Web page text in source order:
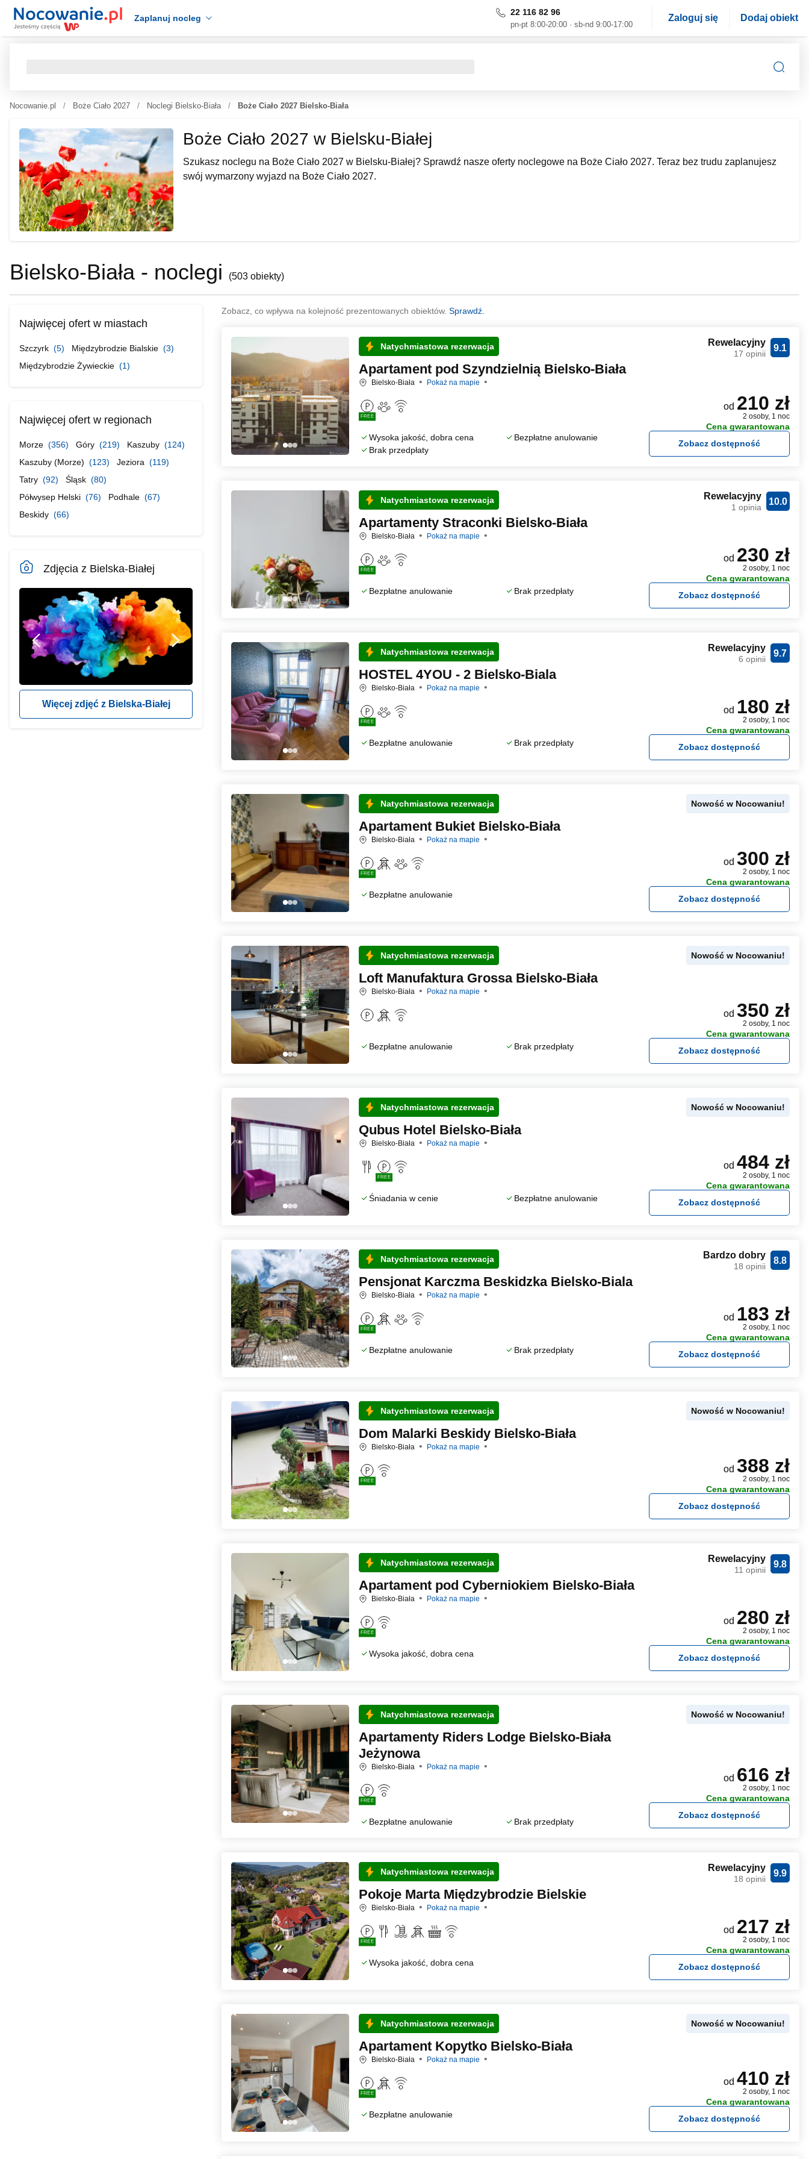
Zaplanuj nocleg
22 116 82 96
pn-pt 8:00-20:00 · sb-nd 9:00-17:00
Zaloguj się Dodaj obiekt
Nocowanie.pl Boże Ciało 2027 Noclegi Bielsko-Biała Boże Ciało 2027 Bielsko-Biała
Boże Ciało 2027 w Bielsku-Białej
Szukasz noclegu na Boże Ciało 2027 w Bielsku-Białej? Sprawdź nasze oferty noclegowe na Boże Ciało 2027. Teraz bez trudu zaplanujesz
swój wymarzony wyjazd na Boże Ciało 2027.
Bielsko-Biała - noclegi (503 obiekty)
Zobacz, co wpływa na kolejność prezentowanych obiektów. Sprawdź.
Natychmiastowa rezerwacja
Apartament pod Szyndzielnią Bielsko-Biała
Bielsko-Biała Pokaż na mapie
FREE
Wysoka jakość, dobra cena
Bezpłatne anulowanie
Brak przedpłaty
9.1
Rewelacyjny
17 opinii
od 210 zł
2 osoby, 1 noc
Cena gwarantowana
Zobacz dostępność
Natychmiastowa rezerwacja
Apartamenty Straconki Bielsko-Biała
Bielsko-Biała Pokaż na mapie
FREE
Bezpłatne anulowanie Brak przedpłaty
10.0
Rewelacyjny
1 opinia
od 230 zł
2 osoby, 1 noc
Cena gwarantowana
Zobacz dostępność
Natychmiastowa rezerwacja
HOSTEL 4YOU - 2 Bielsko-Biala
Bielsko-Biała Pokaż na mapie
FREE
Bezpłatne anulowanie Brak przedpłaty
9.7
Rewelacyjny
6 opinii
od 180 zł
2 osoby, 1 noc
Cena gwarantowana
Zobacz dostępność
Natychmiastowa rezerwacja
Apartament Bukiet Bielsko-Biała
Bielsko-Biała Pokaż na mapie
FREE
Bezpłatne anulowanie
Nowość w Nocowaniu!
od 300 zł
2 osoby, 1 noc
Cena gwarantowana
Zobacz dostępność
Natychmiastowa rezerwacja
Loft Manufaktura Grossa Bielsko-Biała
Bielsko-Biała Pokaż na mapie
Bezpłatne anulowanie Brak przedpłaty
Nowość w Nocowaniu!
od 350 zł
2 osoby, 1 noc
Cena gwarantowana
Zobacz dostępność
Natychmiastowa rezerwacja
Qubus Hotel Bielsko-Biała
Bielsko-Biała Pokaż na mapie
FREE
Śniadania w cenie Bezpłatne anulowanie
Nowość w Nocowaniu!
od 484 zł
2 osoby, 1 noc
Cena gwarantowana
Zobacz dostępność
Natychmiastowa rezerwacja
Pensjonat Karczma Beskidzka Bielsko-Biala
Bielsko-Biała Pokaż na mapie
FREE
Bezpłatne anulowanie Brak przedpłaty
8.8
Bardzo dobry
18 opinii
od 183 zł
2 osoby, 1 noc
Cena gwarantowana
Zobacz dostępność
Natychmiastowa rezerwacja
Dom Malarki Beskidy Bielsko-Biała
Bielsko-Biała Pokaż na mapie
FREE
Nowość w Nocowaniu!
od 388 zł
2 osoby, 1 noc
Cena gwarantowana
Zobacz dostępność
Natychmiastowa rezerwacja
Apartament pod Cyberniokiem Bielsko-Biała
Bielsko-Biała Pokaż na mapie
FREE
Wysoka jakość, dobra cena
9.8
Rewelacyjny
11 opinii
od 280 zł
2 osoby, 1 noc
Cena gwarantowana
Zobacz dostępność
Natychmiastowa rezerwacja
Apartamenty Riders Lodge Bielsko-Biała
Jeżynowa
Bielsko-Biała Pokaż na mapie
FREE
Bezpłatne anulowanie Brak przedpłaty
Nowość w Nocowaniu!
od 616 zł
2 osoby, 1 noc
Cena gwarantowana
Zobacz dostępność
Natychmiastowa rezerwacja
Pokoje Marta Międzybrodzie Bielskie
Bielsko-Biała Pokaż na mapie
FREE
Wysoka jakość, dobra cena
9.9
Rewelacyjny
18 opinii
od 217 zł
2 osoby, 1 noc
Cena gwarantowana
Zobacz dostępność
Natychmiastowa rezerwacja
Apartament Kopytko Bielsko-Biała
Bielsko-Biała Pokaż na mapie
FREE
Bezpłatne anulowanie
Nowość w Nocowaniu!
od 410 zł
2 osoby, 1 noc
Cena gwarantowana
Zobacz dostępność
Najwięcej ofert w miastach
Szczyrk (5) Międzybrodzie Bialskie (3)
Międzybrodzie Żywieckie (1)
Najwięcej ofert w regionach
Morze (356) Góry (219) Kaszuby (124)
Kaszuby (Morze) (123) Jeziora (119)
Tatry (92) Śląsk (80)
Półwysep Helski (76) Podhale (67)
Beskidy (66)
Zdjęcia z Bielska-Białej
Więcej zdjęć z Bielska-Białej